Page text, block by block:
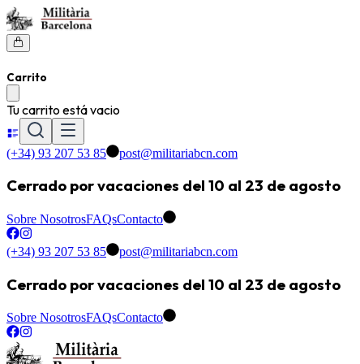
Carrito
Tu carrito está vacio
(+34) 93 207 53 85 post@militariabcn.com
Cerrado por vacaciones del 10 al 23 de agosto
Sobre NosotrosFAQsContacto
(+34) 93 207 53 85 post@militariabcn.com
Cerrado por vacaciones del 10 al 23 de agosto
Sobre NosotrosFAQsContacto